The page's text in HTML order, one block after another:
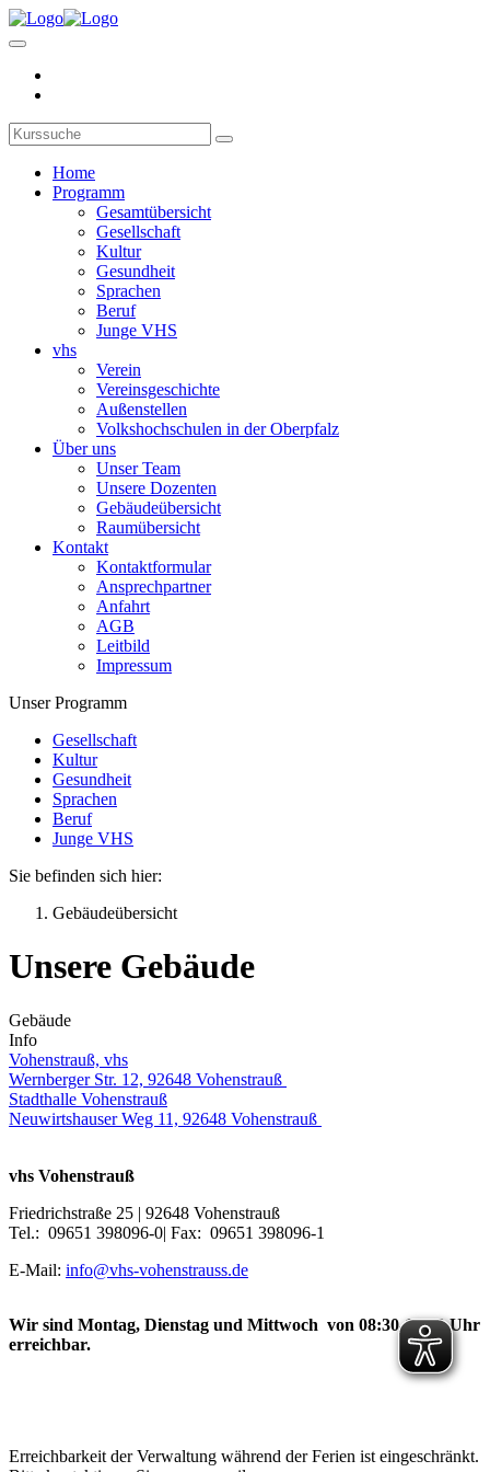
Home
Programm
Gesamtübersicht
Gesellschaft
Kultur
Gesundheit
Sprachen
Beruf
Junge VHS
vhs
Verein
Vereinsgeschichte
Außenstellen
Volkshochschulen in der Oberpfalz
Über uns
Unser Team
Unsere Dozenten
Gebäudeübersicht
Raumübersicht
Kontakt
Kontaktformular
Ansprechpartner
Anfahrt
AGB
Leitbild
Impressum
Unser Programm
Gesellschaft
Kultur
Gesundheit
Sprachen
Beruf
Junge VHS
Sie befinden sich hier:
Gebäudeübersicht
Unsere Gebäude
Gebäude
Info
Vohenstrauß, vhs
Wernberger Str. 12, 92648 Vohenstrauß
Stadthalle Vohenstrauß
Neuwirtshauser Weg 11, 92648 Vohenstrauß
vhs Vohenstrauß
Friedrichstraße 25 | 92648 Vohenstrauß
Tel.: 09651 398096-0| Fax: 09651 398096-1
E-Mail: info@vhs-vohenstrauss.de
Wir sind Montag, Dienstag und Mittwoch von 08:30-12:30 Uhr
erreichbar.
Erreichbarkeit der Verwaltung während der Ferien ist eingeschränkt.